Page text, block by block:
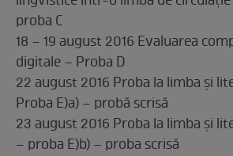
proba C
18 – 19 august 2016 Evaluarea
digitale – Proba D
22 august 2016 Proba la limba și
Proba E)a) – probă scrisă
23 august 2016 Proba la limba și
– proba E)b) – proba scrisă